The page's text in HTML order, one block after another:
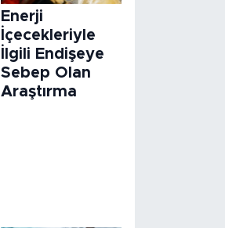
Enerji
İçecekleriyle
İlgili Endişeye
Sebep Olan
Araştırma